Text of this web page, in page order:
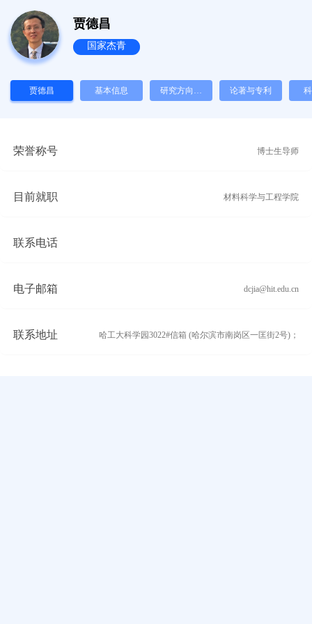
贾德昌
国家杰青
贾德昌 基本信息 研究方向与 论著与专利
荣誉称号 博士生导师
目前就职 材料科学与工程学院
联系电话
电子邮箱 dcjia@hit.edu.cn
联系地址 哈工大科学园3022#信箱 (哈尔滨市南岗区一匡街2号)；